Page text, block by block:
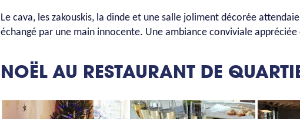
Le cava, les zakouskis, la dinde et une salle joliment décorée
échangé par une main innocente. Une ambiance conviviale appréciée
NOËL AU RESTAURANT DE